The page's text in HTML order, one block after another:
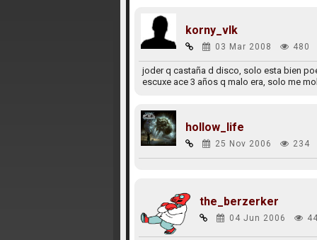
korny_vlk
03 Mar 2008 480
joder q castaña d disco, solo esta bien
escuxe ace 3 años q malo era, solo me
hollow_life
25 Nov 2006 234
the_berzerker
04 Jun 2006